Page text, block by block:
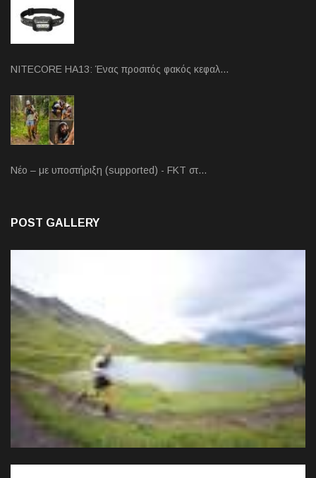
NITECORE HA13: Ένας προσιτός φακός κεφαλ…
Νέο – με υποστήριξη (supported) - FKT στ…
POST GALLERY